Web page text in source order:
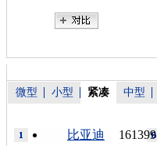
微型 小型 紧凑 中型
161399
比亚迪